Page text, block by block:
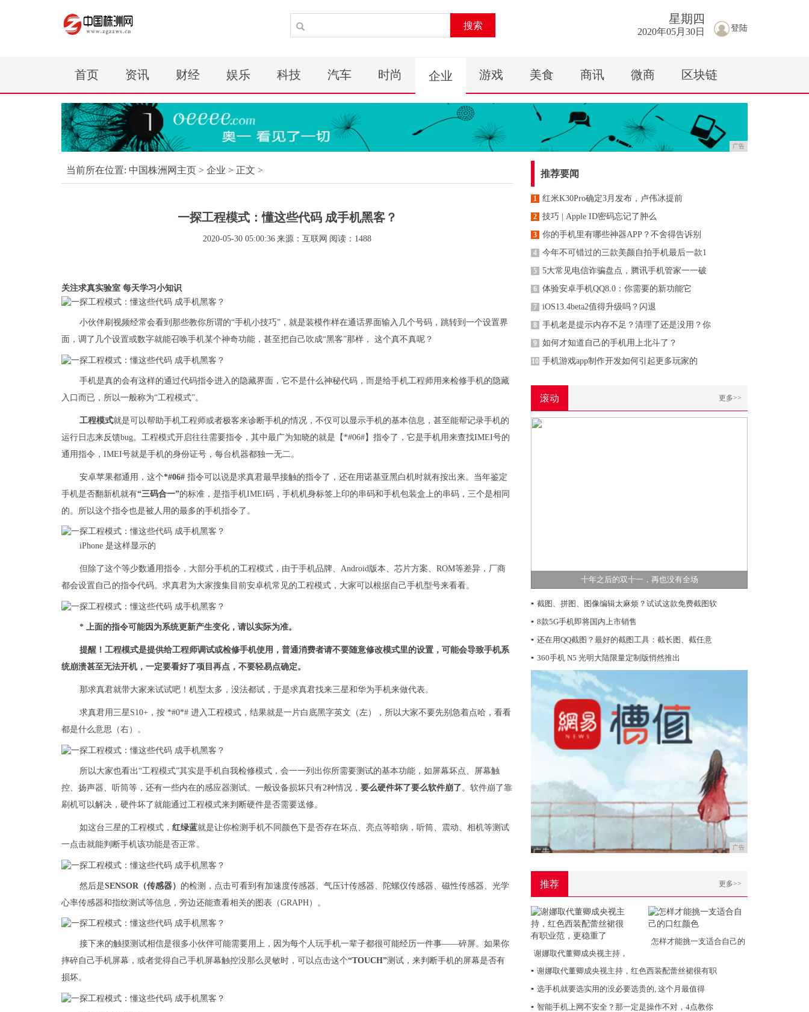
搜索 登陆
星期 四
2020年05月30日
首页 资讯 财经 娱乐 科技 汽车 时尚 企业 游戏 美食 商讯 微商 区块链
广告
当前所在位置: 中国株洲网主页 > 企业 > 正文 >
一探工程模式：懂这些代码 成手机黑客？
2020-05-30 05:00:36 来源：互联网 阅读：1488
关注求真实验室 每天学习小知识
小伙伴刷视频经常会看到那些教你所谓的“手机小技巧”，就是装模作样在通话界面输入几个号码，跳转到一个设置界
面，调了几个设置或数字就能召唤手机某个神奇功能，甚至把自己吹成“黑客”那样， 这个真不真呢？
手机是真的会有这样的通过代码指令进入的隐藏界面，它不是什么神秘代码，而是给手机工程师用来检修手机的隐藏
入口而已，所以一般称为“工程模式”。
工程模式就是可以帮助手机工程师或者极客来诊断手机的情况，不仅可以显示手机的基本信息，甚至能帮记录手机的
运行日志来反馈bug。工程模式开启往往需要指令，其中最广为知晓的就是【*#06#】指令了，它是手机用来查找IMEI号的
通用指令，IMEI号就是手机的身份证号，每台机器都独一无二。
安卓苹果都通用，这个*#06# 指令可以说是求真君最早接触的指令了，还在用诺基亚黑白机时就有按出来。当年鉴定
手机是否翻新机就有“三码合一”的标准，是指手机IMEI码，手机机身标签上印的串码和手机包装盒上的串码，三个是相同
的。所以这个指令也是被人用的最多的手机指令了。
iPhone 是这样显示的
但除了这个等少数通用指令，大部分手机的工程模式，由于手机品牌、Android版本、芯片方案、ROM等差异，厂商
都会设置自己的指令代码。求真君为大家搜集目前安卓机常见的工程模式，大家可以根据自己手机型号来看看。
* 上面的指令可能因为系统更新产生变化，请以实际为准。
提醒！工程模式是提供给工程师调试或检修手机使用，普通消费者请不要随意修改模式里的设置，可能会导致手机系
统崩溃甚至无法开机，一定要看好了项目再点，不要轻易点确定。
那求真君就带大家来试试吧！机型太多，没法都试，于是求真君找来三星和华为手机来做代表。
求真君用三星S10+，按 *#0*# 进入工程模式，结果就是一片白底黑字英文（左），所以大家不要先别急着点哈，看看
都是什么意思（右）。
所以大家也看出“工程模式”其实是手机自我检修模式，会一一列出你所需要测试的基本功能，如屏幕坏点、屏幕触
控、扬声器、听筒等，还有一些内在的感应器测试。一般设备损坏只有2种情况， 要么硬件坏了要么软件崩了 。软件崩了靠
刷机可以解决，硬件坏了就能通过工程模式来判断硬件是否需要送修。
如这台三星的工程模式， 红绿蓝就是让你检测手机不同颜色下是否存在坏点、亮点等暗病，听筒、震动、相机等测试
一点击就能判断手机该功能是否正常。
然后是SENSOR（传感器） 的检测，点击可看到有加速度传感器、气压计传感器、陀螺仪传感器、磁性传感器、光学
心率传感器和指纹测试等信息，旁边还能查看相关的图表（GRAPH）。
接下来的触摸测试相信是很多小伙伴可能需要用上，因为每个人玩手机一辈子都很可能经历一件事——碎屏。如果你
摔碎自己手机屏幕，或者觉得自己手机屏幕触控没那么灵敏时，可以点击这个“TOUCH”测试，来判断手机的屏幕是否有
损坏。
推荐要闻
1 红米K30Pro确定3月发布，卢伟冰提前
2 技巧 | Apple ID密码忘记了肿么
3 你的手机里有哪些神器APP？不舍得告诉别
4 今年不可错过的三款美颜自拍手机最后一款1
5 5大常见电信诈骗盘点，腾讯手机管家一一破
6 体验安卓手机QQ8.0：你需要的新功能它
7 iOS13.4beta2值得升级吗？闪退
8 手机老是提示内存不足？清理了还是没用？你
9 如何才知道自己的手机用上北斗了？
10 手机游戏app制作开发如何引起更多玩家的
滚动 更多>>
十年之后的双十一，再也没有全场
▪ 截图、拼图、图像编辑太麻烦？试试这款免费截图软
▪ 8款5G手机即将国内上市销售
▪ 还在用QQ截图？最好的截图工具：截长图、截任意
▪ 360手机 N5 光明大陆限量定制版悄然推出
广告
推荐 更多>>
谢娜取代董卿成央视主持，
怎样才能挑一支适合自己的
▪ 谢娜取代董卿成央视主持，红色西装配蕾丝裙很有职
▪ 选手机就要选实用的没必要选贵的, 这个月最值得
▪ 智能手机上网不安全？那一定是操作不对，4点教你